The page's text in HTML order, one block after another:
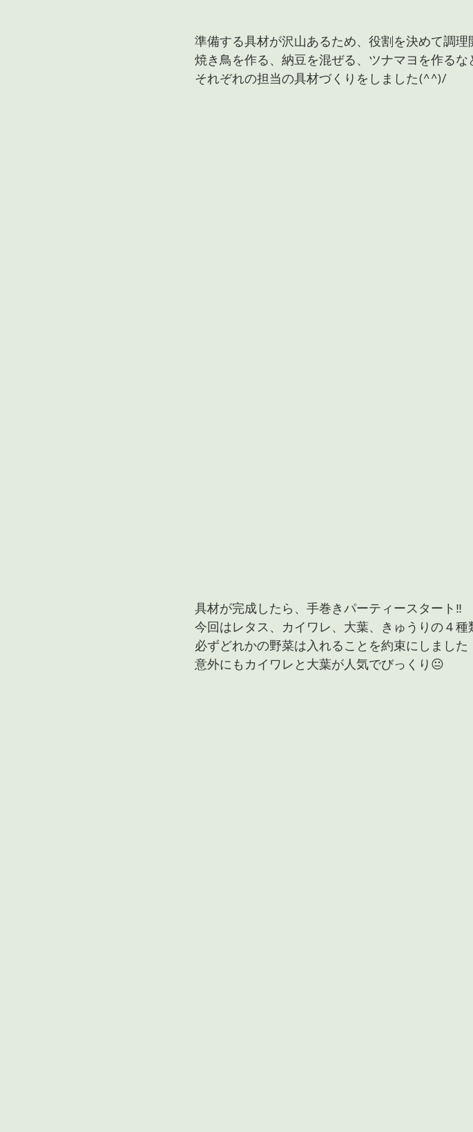
準備する具材が沢山あるため、役割を決めて調理
焼き鳥を作る、納豆を混ぜる、ツナマヨを作るな
それぞれの担当の具材づくりをしました(^^)/
具材が完成したら、手巻きパーティースタート‼
今回はレタス、カイワレ、大葉、きゅうりの４種
必ずどれかの野菜は入れることを約束にしました
意外にもカイワレと大葉が人気でびっくり😐